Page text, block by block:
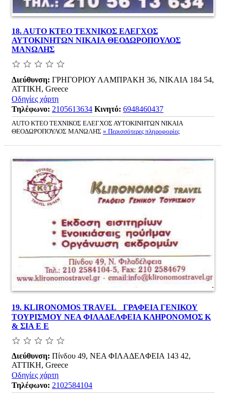
18. AUTO KTEO ΤΕΧΝΙΚΟΣ ΕΛΕΓΧΟΣ
ΑΥΤΟΚΙΝΗΤΩΝ ΝΙΚΑΙΑ ΘΕΟΔΩΡΟΠΟΥΛΟΣ
ΜΑΝΩΛΗΣ
Διεύθυνση: ΓΡΗΓΟΡΙΟΥ ΛΑΜΠΡΑΚΗ 36, ΝΙΚΑΙΑ 184 54,
ΑΤΤΙΚΗ, Greece
Οδηγίες χάρτη
Τηλέφωνο: 2105613634 Κινητό: 6948460437
AUTO KTEO ΤΕΧΝΙΚΟΣ ΕΛΕΓΧΟΣ ΑΥΤΟΚΙΝΗΤΩΝ ΝΙΚΑΙΑ
ΘΕΟΔΩΡΟΠΟΥΛΟΣ ΜΑΝΩΛΗΣ » Περισσότερες πληροφορίες
19. KLIRONOMOS TRAVEL ΓΡΑΦΕΙΑ ΓΕΝΙΚΟΥ
ΤΟΥΡΙΣΜΟΥ ΝΕΑ ΦΙΛΑΔΕΛΦΕΙΑ ΚΛΗΡΟΝΟΜΟΣ Κ
& ΣΙΑ Ε Ε
Διεύθυνση: Πίνδου 49, ΝΕΑ ΦΙΛΑΔΕΛΦΕΙΑ 143 42,
ΑΤΤΙΚΗ, Greece
Οδηγίες χάρτη
Τηλέφωνο: 2102584104